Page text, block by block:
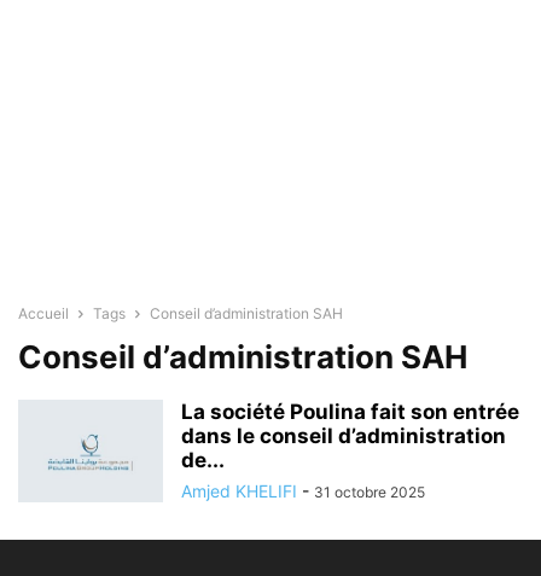
Accueil Tags Conseil d’administration SAH
Conseil d’administration SAH
La société Poulina fait son entrée
dans le conseil d’administration
de...
Amjed KHELIFI - 31 octobre 2025